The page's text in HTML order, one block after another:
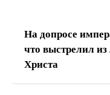
На допросе
что выстрелил
Христа